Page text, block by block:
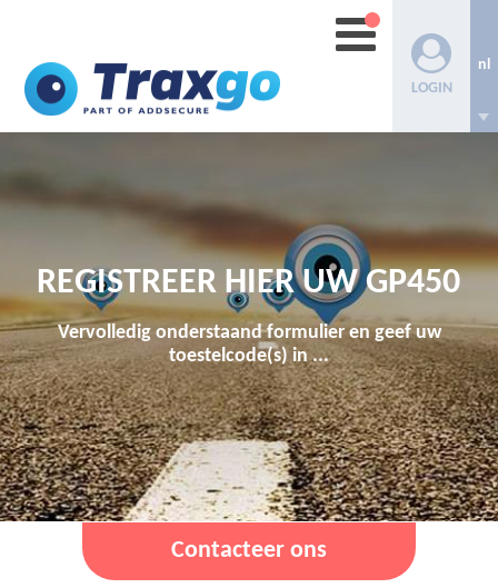
LOGIN
nl
REGISTREER HIER UW GP450
Vervolledig onderstaand formulier en geef uw
toestelcode(s) in ...
Contacteer ons